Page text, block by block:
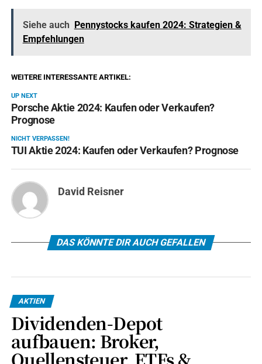
Siehe auch Pennystocks kaufen 2024: Strategien &
Empfehlungen
WEITERE INTERESSANTE ARTIKEL:
UP NEXT
Porsche Aktie 2024: Kaufen oder Verkaufen?
Prognose
NICHT VERPASSEN!
TUI Aktie 2024: Kaufen oder Verkaufen? Prognose
David Reisner
DAS KÖNNTE DIR AUCH GEFALLEN
AKTIEN
Dividenden-Depot
aufbauen: Broker,
Quellensteuer, ETFs &